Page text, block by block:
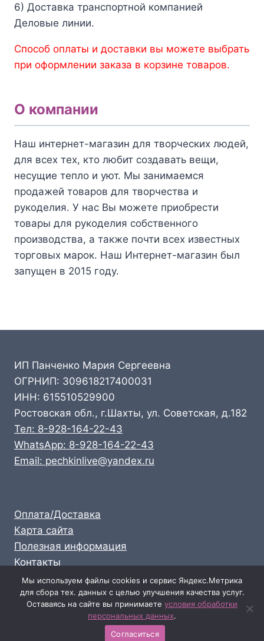
6) Доставка транспортной компанией
Деловые линии.
Способ оплаты и доставки вы можете выбрать
при оформлении заказа в корзине товаров.
О компании
Наш интернет-магазин для творческих людей,
для всех тех, кто любит создавать вещи,
несущие тепло и уют. Мы занимаемся
продажей товаров для творчества и
рукоделия. У нас Вы можете приобрести
товары для рукоделия собственного
производства, а также почти всех известных
торговых марок. Наш Интернет-магазин был
запущен в 2015 году.
ИП Панченко Мария Сергеевна
ОГРНИП: 309618217400031
ИНН: 615510529900
Ростовская обл., г.Шахты, ул. Советская, д.182
Тел: 8-928-164-22-43
WhatsApp: 8-928-164-22-43
Email: pechkinlive@yandex.ru
Оплата/Доставка
Карта сайта
Полезная информация
Контакты
Личный кабинет
Опт: 8-928-164-22-43
Розница: 8-989-711-58-47
Мы используем файлы cookies и сервис Яндекс.Метрика
для сбора тех. данных с целью улучшения качества услуг.
Оставаясь на сайте вы принимаете условия обработки
персональных данных.
Согласиться